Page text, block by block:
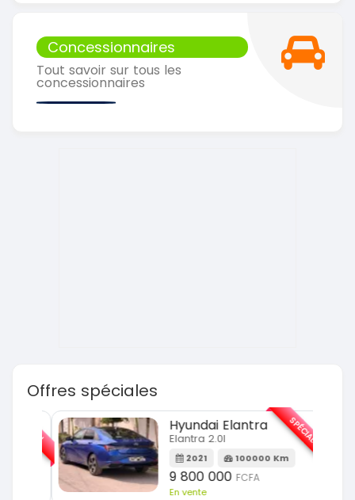
Concessionnaires
Tout savoir sur tous les
concessionnaires
Offres spéciales
Hyundai Elantra
Elantra 2.0l
2021 100000 Km
9 800 000FCFA
En vente
SPÉCIAL